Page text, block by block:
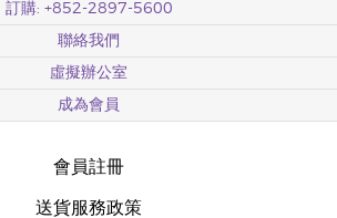
訂購: +852-2897-5600
聯絡我們
虛擬辦公室
成為會員
會員註冊
送貨服務政策